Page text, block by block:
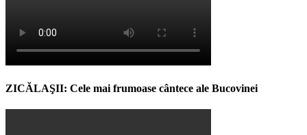
ZICĂLAŞII: Cele mai frumoase cântece ale Bucovinei